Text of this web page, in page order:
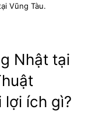
Nhật tại
lợi ích gì?
Vũng Tàu.